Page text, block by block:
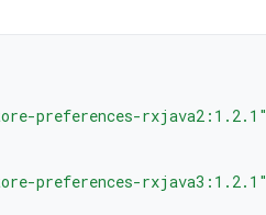
preferences-rxjava2:1.2.1"
preferences-rxjava3:1.2.1"